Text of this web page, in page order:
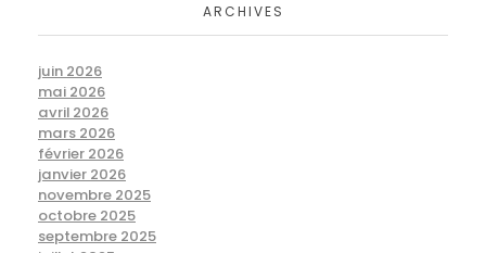
ARCHIVES
juin 2026
mai 2026
avril 2026
mars 2026
février 2026
janvier 2026
novembre 2025
octobre 2025
septembre 2025